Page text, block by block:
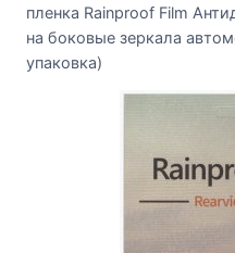
пленка Rainproof Film
на боковые зеркала
упаковка)